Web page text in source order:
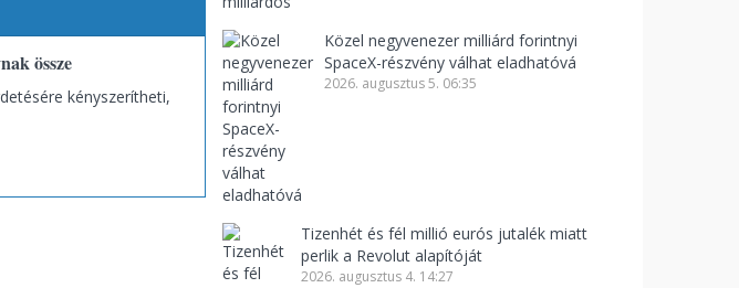
össze
kényszerítheti,
Közel negyvenezer milliárd forintnyi
SpaceX-részvény válhat eladhatóvá
2026. augusztus 5. 06:35
Tizenhét és fél millió eurós jutalék miatt
perlik a Revolut alapítóját
2026. augusztus 4. 14:27